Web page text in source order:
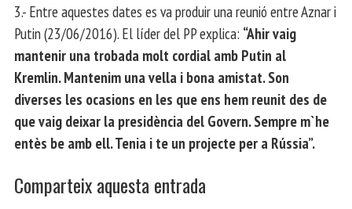
3.- Entre aquestes dates es va produir una reunió entre Aznar i
Putin (23/06/2016). El líder del PP explica: “Ahir vaig
mantenir una trobada molt cordial amb Putin al
Kremlin. Mantenim una vella i bona amistat. Son
diverses les ocasions en les que ens hem reunit des de
que vaig deixar la presidència del Govern. Sempre m`he
entès be amb ell. Tenia i te un projecte per a Rússia”.
Comparteix aquesta entrada